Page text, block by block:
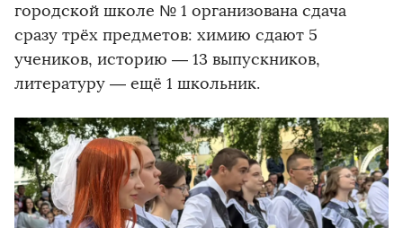
городской школе № 1 организована сдача
сразу трёх предметов: химию сдают 5
учеников, историю — 13 выпускников,
литературу — ещё 1 школьник.